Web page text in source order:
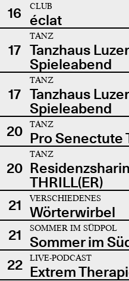
16
CLUB
éclat
17
TANZ
Tanzhaus
Spieleabend
17
TANZ
Tanzhaus
Spieleabend
20
TANZ
Pro Senectute
20
TANZ
THRILL(ER)
21
VERSCHIEDENES
Wörterwirbel
21
SOMMER IM SÜDPOL
Sommer im
22
LIVE-PODCAST
Extrem